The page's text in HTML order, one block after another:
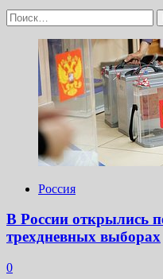
Найти:
Россия
В России открылись
трехдневных выборах
0